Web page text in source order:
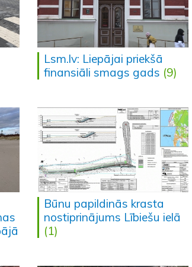
Lsm.lv: Liepājai priekšā
finansiāli smags gads (9)
Būnu papildinās krasta
nostiprinājums Lībiešu ielā
(1)